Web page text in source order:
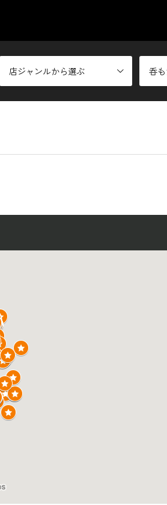
店ジャンルから選ぶ 呑